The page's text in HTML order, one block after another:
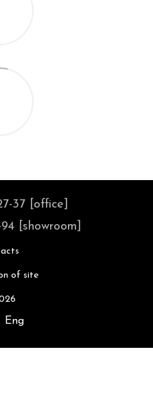
37 [office]
[showroom]
of site
Eng